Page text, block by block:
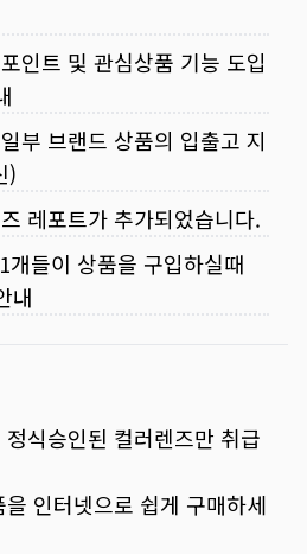
인트 및 관심상품 기능 도입
부 브랜드 상품의 입출고 지
)
레포트가 추가되었습니다.
개들이 상품을 구입하실때
내
식승인된 컬러렌즈만 취급
인터넷으로 쉽게 구매하세